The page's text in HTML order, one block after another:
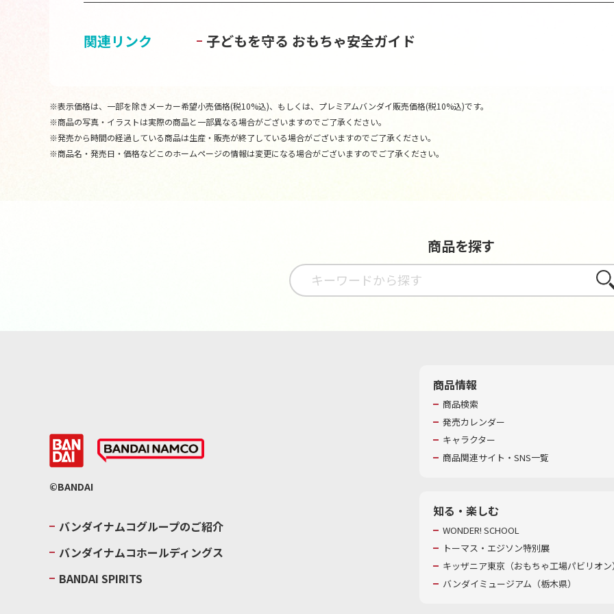
関連リンク 子どもを守る おもちゃ安全ガイド
※表示価格は、一部を除きメーカー希望小売価格(税10%込)、もしくは、プレミアムバンダイ販売価格(税10%込)です。
※商品の写真・イラストは実際の商品と一部異なる場合がございますのでご了承ください。
※発売から時間の経過している商品は生産・販売が終了している場合がございますのでご了承ください。
※商品名・発売日・価格などこのホームページの情報は変更になる場合がございますのでご了承ください。
商品を探す
さが
©BANDAI
バンダイナムコグループのご紹介
バンダイナムコホールディングス
BANDAI SPIRITS
商品情報
商品検索
発売カレンダー
キャラクター
商品関連サイト・SNS一覧
知る・楽しむ
WONDER! SCHOOL
トーマス・エジソン特別展
キッザニア東京（おもちゃ工場パビリオ
バンダイミュージアム（栃木県）